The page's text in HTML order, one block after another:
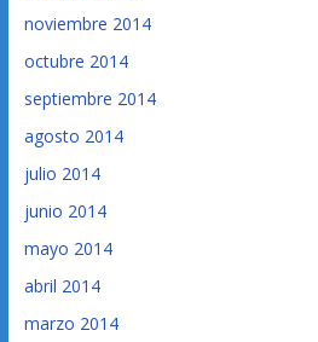
noviembre 2014
octubre 2014
septiembre 2014
agosto 2014
julio 2014
junio 2014
mayo 2014
abril 2014
marzo 2014